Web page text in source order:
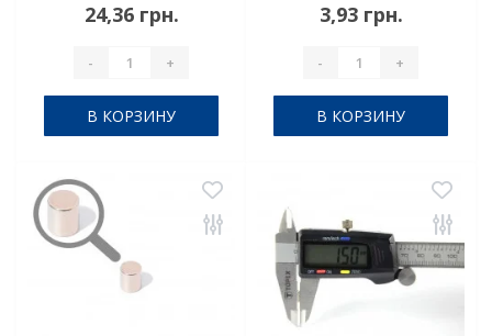
24,36 грн.
- +
В КОРЗИНУ
3,93 грн.
- +
В КОРЗИНУ